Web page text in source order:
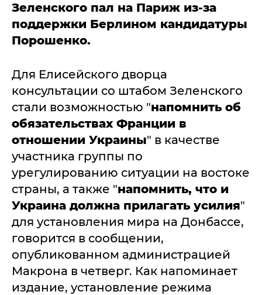
Зеленского пал на Париж из-за
поддержки Берлином кандидатуры
Порошенко.
Для Елисейского дворца
консультации со штабом Зеленского
стали возможностью "напомнить об
обязательствах Франции в
отношении Украины" в качестве
участника группы по
урегулированию ситуации на востоке
страны, а также "напомнить, что и
Украина должна прилагать усилия"
для установления мира на Донбассе,
говорится в сообщении,
опубликованном администрацией
Макрона в четверг. Как напоминает
издание, установление режима